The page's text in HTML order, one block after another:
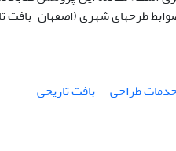
طرحهای شهری (اصفهان-
طراحی بافت تاریخی